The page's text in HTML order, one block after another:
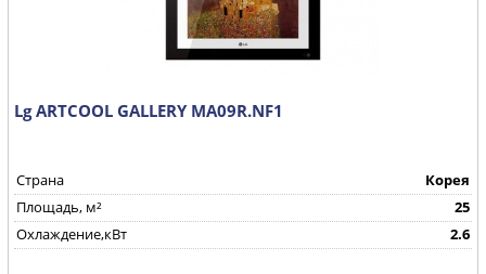
Lg ARTCOOL GALLERY MA09R.NF1
Страна
Корея
Площадь, м²
25
Охлаждение,кВт
2.6